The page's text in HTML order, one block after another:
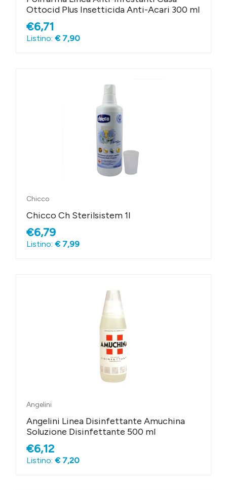
Ottocid Plus Insetticida Anti-Acari 300 ml
€6,71
Listino: € 7,90
Chicco
Chicco Ch Sterilsistem 1l
€6,79
Listino: € 7,99
Angelini
Angelini Linea Disinfettante Amuchina
Soluzione Disinfettante 500 ml
€6,12
Listino: € 7,20